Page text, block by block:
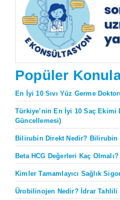
Popüler
En İyi 10 Sıvı Yüz Germe
Türkiye’nin En İyi 10 Saç Ekimi
Güncellemesi)
Bilirubin Direkt Nedir? Bilirubin
Beta HCG Değerleri Kaç Olmalı?
Kimler Tamamlayıcı Sağlık
Ürobilinojen Nedir? İdrar Tahlili